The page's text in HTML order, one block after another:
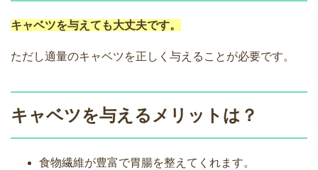
キャベツを与えても大丈夫です。
ただし適量のキャベツを正しく与えることが必要です。
キャベツを与えるメリットは？
食物繊維が豊富で胃腸を整えてくれます。